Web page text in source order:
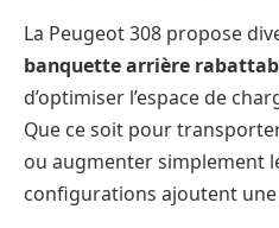
La Peugeot 308 propose
banquette arrière
d’optimiser l’espace de
Que ce soit pour
ou augmenter simplement
configurations ajoutent